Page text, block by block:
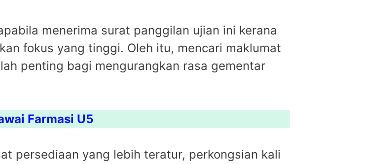
menerima surat panggilan ujian ini kerana
fokus yang tinggi. Oleh itu, mencari maklumat
penting bagi mengurangkan rasa gementar
Farmasi U5
persediaan yang lebih teratur, perkongsian kali